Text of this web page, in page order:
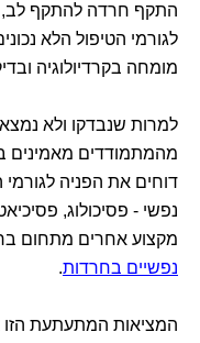
התקף חרדה להתקף לב,
לגורמי הטיפול הלא
מומחה בקרדיולוגיה
למרות שנבדקו ולא
מהמתמודדים מאמינים
דוחים את הפניה
מקצוע אחרים מתחום
נפשיים בחרדות.
המציאות המתעתעת הזו